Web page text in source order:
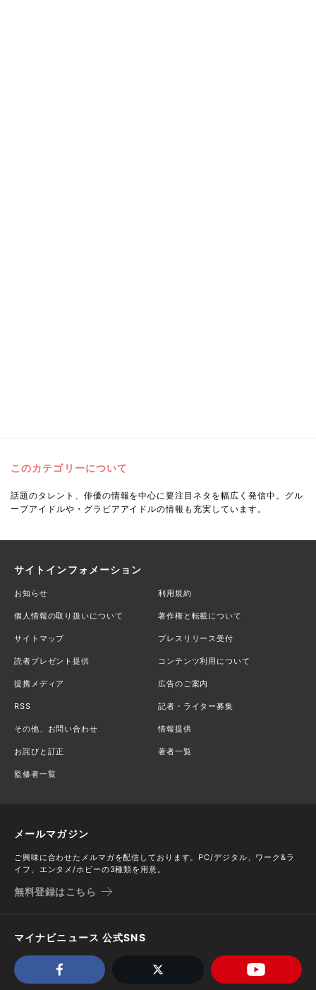
このカテゴリーについて
話題のタレント、俳優の情報を中心に要注目ネタを幅広く発信中。グル
ープアイドルや・グラビアアイドルの情報も充実しています。
サイトインフォメーション
お知らせ 利用規約
個人情報の取り扱いについて 著作権と転載について
サイトマップ プレスリリース受付
読者プレゼント提供 コンテンツ利用について
提携メディア 広告のご案内
RSS 記者・ライター募集
その他、お問い合わせ 情報提供
お詫びと訂正 著者一覧
監修者一覧
メールマガジン
ご興味に合わせたメルマガを配信しております。PC/デジタル、ワーク&ラ
イフ、エンタメ/ホビーの3種類を用意。
無料登録はこちら
マイナビニュース 公式SNS